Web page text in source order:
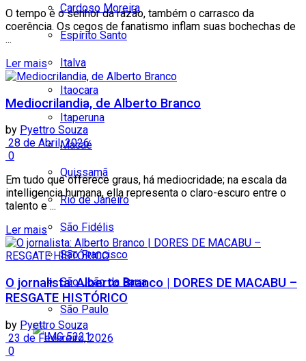
Cardoso Moreira
Espírito Santo
Italva
Itaocara
Itaperuna
Macaé
Quissamã
Rio de Janeiro
São Fidélis
São Francisco
São João da Barra
São Paulo
O tempo é o senhor da razão, também o carrasco da
coerência. Os cegos de fanatismo inflam suas bochechas de
...
Ler mais
Mediocrilandia, de Alberto Branco
by Pyettro Souza
28 de Abril, 2026
0
Em tudo que offerece graus, há mediocridade; na escala da
intelligencia humana, ella representa o claro-escuro entre o
talento e ...
Ler mais
O jornalista: Alberto Branco | DORES DE MACABU –
RESGATE HISTÓRICO
by Pyettro Souza
23 de Fevereiro, 2026
0